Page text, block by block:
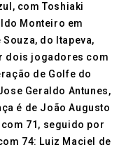
com Toshiaki
Monteiro em
do Itapeva,
dois jogadores com
de Golfe do
Geraldo Antunes,
é de João Augusto
71, seguido por
74: Luiz Maciel de